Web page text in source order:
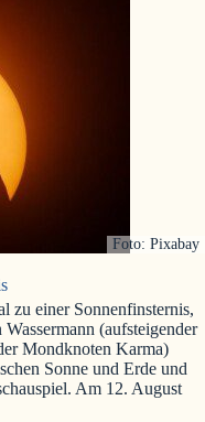
Foto: Pixabay
zu einer Sonnenfinsternis,
(aufsteigender
Mondknoten Karma)
Sonne und Erde und
Am 12. August